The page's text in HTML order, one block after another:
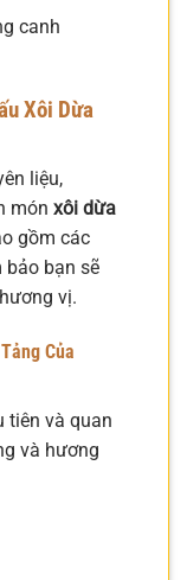
canh
Xôi Dừa
liệu,
món xôi dừa
gồm các
bảo bạn sẽ
vị.
Của
tiên và quan
và hương